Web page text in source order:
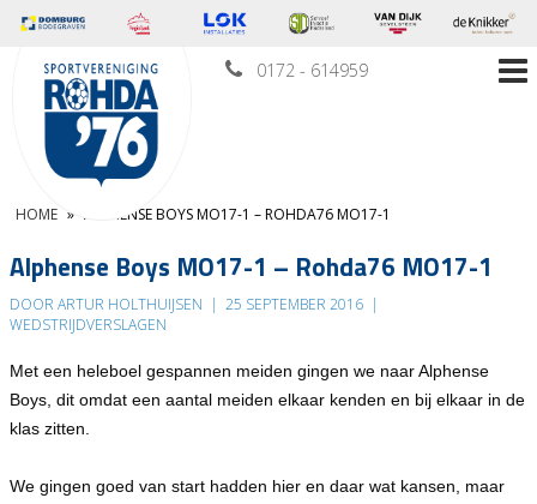
0172 - 614959
HOME » ALPHENSE BOYS MO17-1 – ROHDA76 MO17-1
Alphense Boys MO17-1 – Rohda76 MO17-1
DOOR ARTUR HOLTHUIJSEN | 25 SEPTEMBER 2016 |
WEDSTRIJDVERSLAGEN
Met een heleboel gespannen meiden gingen we naar Alphense
Boys, dit omdat een aantal meiden elkaar kenden en bij elkaar in de
klas zitten.
We gingen goed van start hadden hier en daar wat kansen, maar